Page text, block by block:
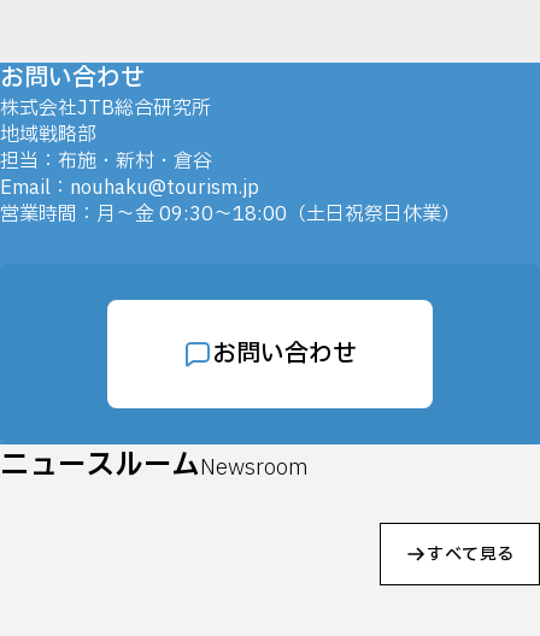
お問い合わせ
株式会社JTB総合研究所
地域戦略部
担当：布施・新村・倉谷
Email：nouhaku@tourism.jp
営業時間：月～金 09:30～18:00（土日祝祭日休業）
お問い合わせ
ニュースルームNewsroom
すべて見る